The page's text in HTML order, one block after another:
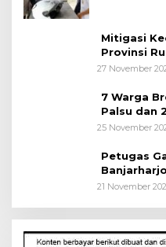
Mitigasi
Provinsi
27 November
7 Warga
Palsu dan
25 November
Petugas
21 November